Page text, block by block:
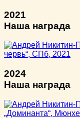
2021
Наша награда
2024
Наша награда